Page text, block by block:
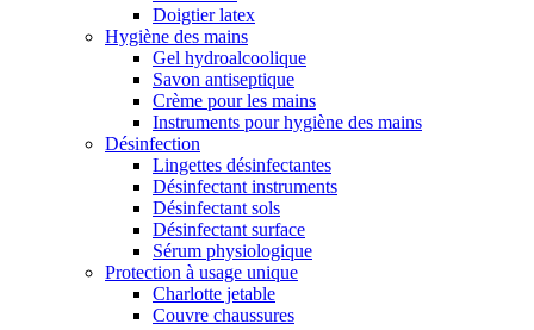
Doigtier latex
Hygiène des mains
Gel hydroalcoolique
Savon antiseptique
Crème pour les mains
Instruments pour hygiène des mains
Désinfection
Lingettes désinfectantes
Désinfectant instruments
Désinfectant sols
Désinfectant surface
Sérum physiologique
Protection à usage unique
Charlotte jetable
Couvre chaussures